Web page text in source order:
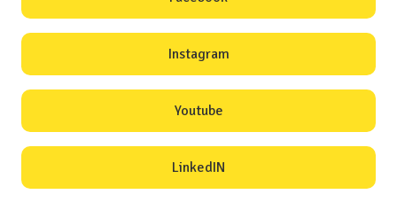
Instagram
Youtube
LinkedIN